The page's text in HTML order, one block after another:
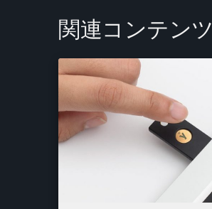
関連コンテンツ